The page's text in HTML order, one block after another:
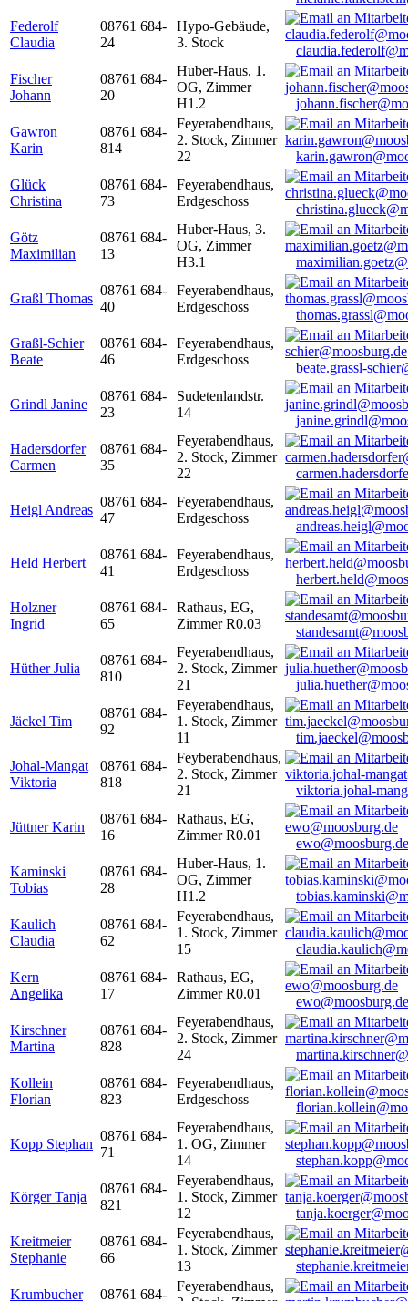
Federolf
Claudia
08761 684-
24
Hypo-Gebäude,
3. Stock
Fischer
Johann
08761 684-
20
Huber-Haus, 1.
OG, Zimmer
H1.2
Gawron
Karin
08761 684-
814
Feyerabendhaus,
2. Stock, Zimmer
22
Glück
Christina
08761 684-
73
Feyerabendhaus,
Erdgeschoss
Götz
Maximilian
08761 684-
13
Huber-Haus, 3.
OG, Zimmer
H3.1
Graßl Thomas
08761 684-
40
Feyerabendhaus,
Erdgeschoss
Graßl-Schier
Beate
08761 684-
46
Feyerabendhaus,
Erdgeschoss
beate.grassl-
Grindl Janine
08761 684-
23
Sudetenlandstr.
14
Hadersdorfer
Carmen
08761 684-
35
Feyerabendhaus,
2. Stock, Zimmer
22
Heigl Andreas
08761 684-
47
Feyerabendhaus,
Erdgeschoss
Held Herbert
08761 684-
41
Feyerabendhaus,
Erdgeschoss
Holzner
Ingrid
08761 684-
65
Rathaus, EG,
Zimmer R0.03
Hüther Julia
08761 684-
810
Feyerabendhaus,
2. Stock, Zimmer
21
Jäckel Tim
08761 684-
92
Feyerabendhaus,
1. Stock, Zimmer
11
Johal-Mangat
Viktoria
08761 684-
818
Feyberabendhaus,
2. Stock, Zimmer
21
viktoria.johal-
Jüttner Karin
08761 684-
16
Rathaus, EG,
Zimmer R0.01
ewo@moosburg.de
Kaminski
Tobias
08761 684-
28
Huber-Haus, 1.
OG, Zimmer
H1.2
Kaulich
Claudia
08761 684-
62
Feyerabendhaus,
1. Stock, Zimmer
15
Kern
Angelika
08761 684-
17
Rathaus, EG,
Zimmer R0.01
ewo@moosburg.de
Kirschner
Martina
08761 684-
828
Feyerabendhaus,
2. Stock, Zimmer
24
Kollein
Florian
08761 684-
823
Feyerabendhaus,
Erdgeschoss
Kopp Stephan
08761 684-
71
Feyerabendhaus,
1. OG, Zimmer
14
Körger Tanja
08761 684-
821
Feyerabendhaus,
1. Stock, Zimmer
12
Kreitmeier
Stephanie
08761 684-
66
Feyerabendhaus,
1. Stock, Zimmer
13
Krumbucher
08761 684-
Feyerabendhaus,